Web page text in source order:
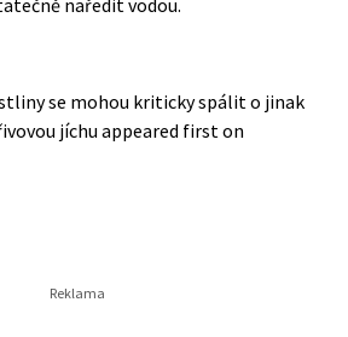
naředit vodou.
se mohou kriticky spálit o jinak
jíchu appeared first on